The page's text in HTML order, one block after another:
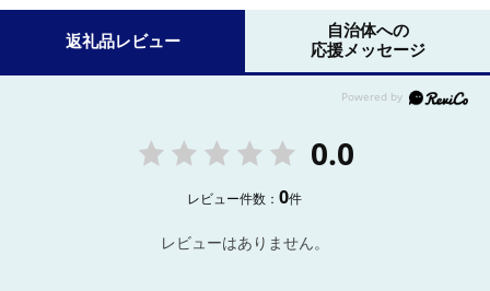
返礼品レビュー
自治体への
応援メッセージ
0.0
レビュー件数：0件
レビューはありません。